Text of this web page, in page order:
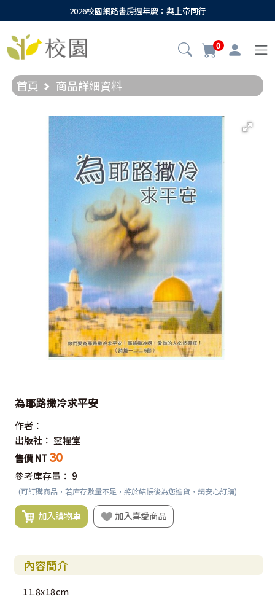
2026校園網路書房週年慶：與上帝同行
0
首頁 商品詳細資料
為耶路撒冷求平安
作者：
出版社： 靈糧堂
售價 NT 30
參考庫存量： 9
(可訂購商品，若庫存數量不足，將於結帳後為您進貨，請安心訂購)
加入購物車 加入喜愛商品
內容簡介
11.8x18cm